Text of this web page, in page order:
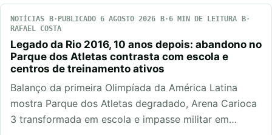
NOTÍCIAS PUBLICADO 6 AGOSTO 2026
6 MIN DE LEITURA
RAFAEL COSTA
Legado da Rio 2016, 10 anos depois: abandono no
Parque dos Atletas contrasta com escola e
centros de treinamento ativos
Balanço da primeira Olimpíada da América Latina
mostra Parque dos Atletas degradado, Arena Carioca
3 transformada em escola e impasse militar em…